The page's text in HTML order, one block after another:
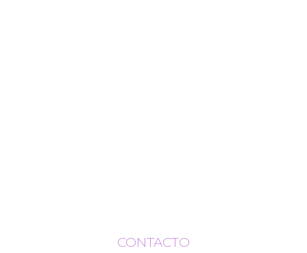
CONTACTO